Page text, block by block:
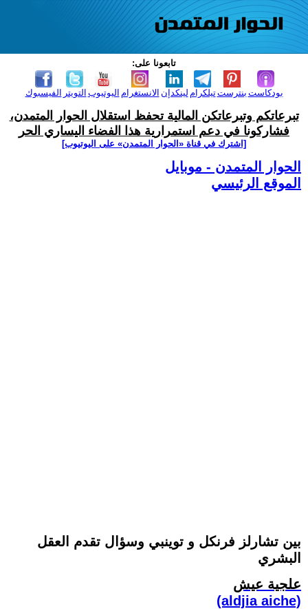
تابعونا على:
الفيسبوك التويتر اليوتيوب الانستغرام لينكدإن تيلكرامبنترست بودكاست
تبرعاتكم وتبرعاتكن المالية تحفظ استقلال الحوار المتمدن،
فشاركونا في دعم استمرارية هذا الفضاء اليساري الحر
[اشترك في قناة ‫«الحوار المتمدن» على اليوتيوب]
الحوار المتمدن - موبايل
الموقع الرئيسي
بين تشارلز فرنكل و توينبي وسؤال تقدم العقل
البشري
علجية عيش
(aldjia aiche)